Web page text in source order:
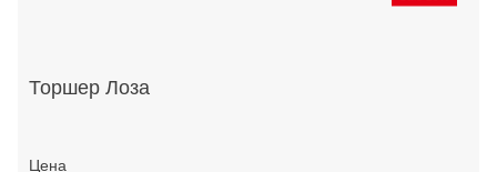
Торшер Лоза